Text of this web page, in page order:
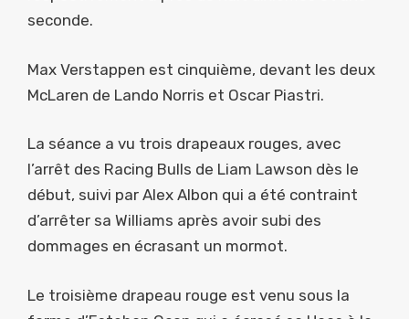
seconde.
Max Verstappen est cinquième, devant les deux
McLaren de Lando Norris et Oscar Piastri.
La séance a vu trois drapeaux rouges, avec
l’arrêt des Racing Bulls de Liam Lawson dès le
début, suivi par Alex Albon qui a été contraint
d’arrêter sa Williams après avoir subi des
dommages en écrasant un mormot.
Le troisième drapeau rouge est venu sous la